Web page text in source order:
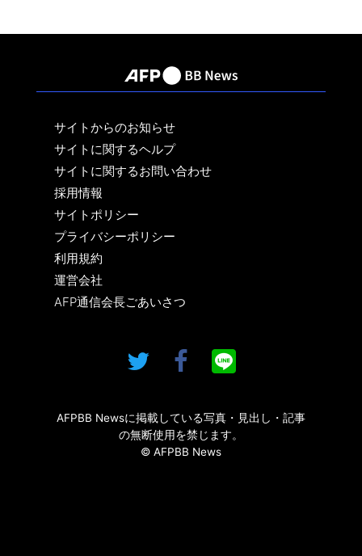
サイトからのお知らせ
サイトに関するヘルプ
サイトに関するお問い合わせ
採用情報
サイトポリシー
プライバシーポリシー
利用規約
運営会社
AFP通信会長ごあいさつ
AFPBB Newsに掲載している写真・見出し・記事
の無断使用を禁じます。
© AFPBB News